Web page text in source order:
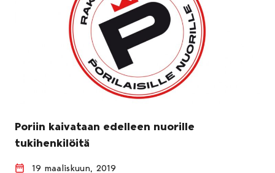
Poriin kaivataan edelleen nuorille
tukihenkilöitä
19 maaliskuun, 2019